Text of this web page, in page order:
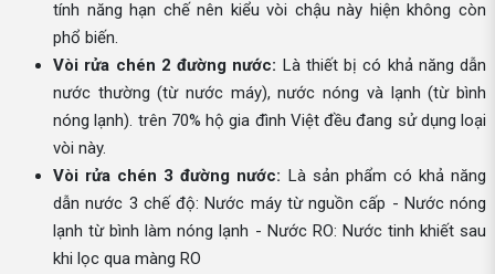
tính năng hạn chế nên kiểu vòi chậu này hiện không còn
phổ biến.
Vòi rửa chén 2 đường nước: Là thiết bị có khả năng dẫn
nước thường (từ nước máy), nước nóng và lạnh (từ bình
nóng lạnh). trên 70% hộ gia đình Việt đều đang sử dụng loại
vòi này.
Vòi rửa chén 3 đường nước: Là sản phẩm có khả năng
dẫn nước 3 chế độ: Nước máy từ nguồn cấp - Nước nóng
lạnh từ bình làm nóng lạnh - Nước RO: Nước tinh khiết sau
khi lọc qua màng RO